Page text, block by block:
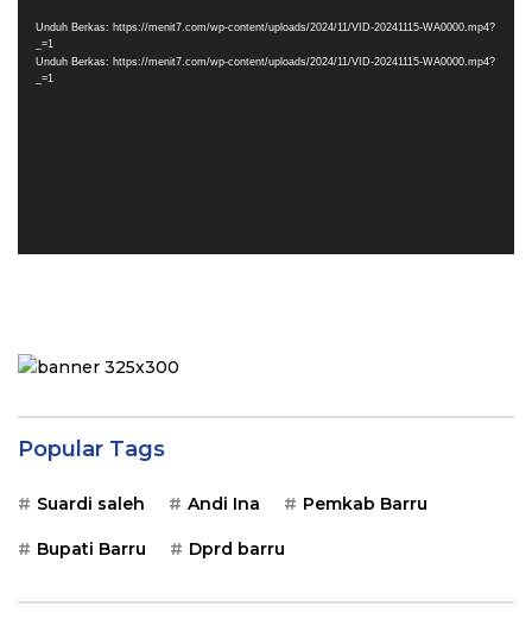
Unduh Berkas: https://menit7.com/wp-content/uploads/2024/11/VID-20241115-WA0000.mp4?
_=1
Unduh Berkas: https://menit7.com/wp-content/uploads/2024/11/VID-20241115-WA0000.mp4?
_=1
Popular Tags
Suardi saleh Andi Ina Pemkab Barru
Bupati Barru Dprd barru